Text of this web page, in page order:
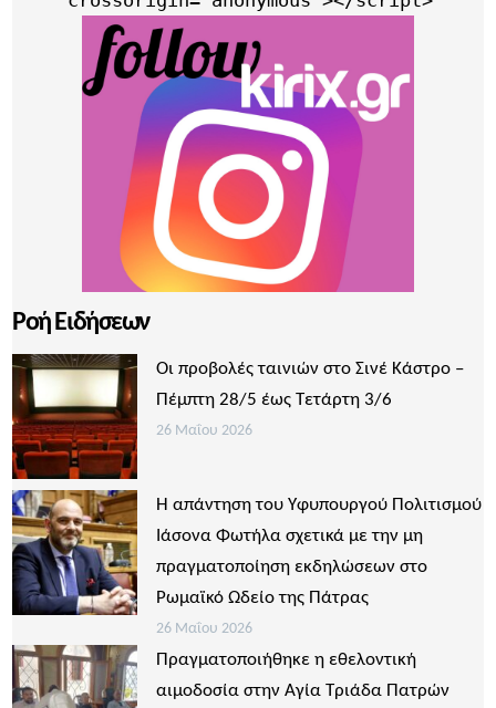
Ροή Ειδήσεων
Οι προβολές ταινιών στο Σινέ Κάστρο –
Πέμπτη 28/5 έως Τετάρτη 3/6
26 Μαΐου 2026
Η απάντηση του Υφυπουργού Πολιτισμού
Ιάσονα Φωτήλα σχετικά με την μη
πραγματοποίηση εκδηλώσεων στο
Ρωμαϊκό Ωδείο της Πάτρας
26 Μαΐου 2026
Πραγματοποιήθηκε η εθελοντική
αιμοδοσία στην Αγία Τριάδα Πατρών